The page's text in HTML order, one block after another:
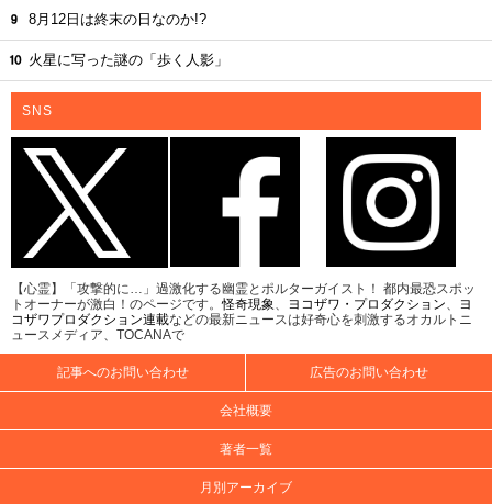
8月12日は終末の日なのか!?
火星に写った謎の「歩く人影」
SNS
【心霊】「攻撃的に…」過激化する幽霊とポルターガイスト！ 都内最恐スポッ
トオーナーが激白！のページです。怪奇現象、 ヨコザワ・プロダクション、 ヨ
コザワプロダクション連載などの最新ニュースは好奇心を刺激するオカルトニ
ュースメディア、TOCANAで
記事へのお問い合わせ 広告のお問い合わせ
会社概要
著者一覧
月別アーカイブ